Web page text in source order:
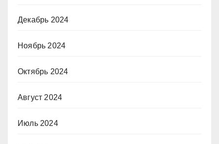
Декабрь 2024
Ноябрь 2024
Октябрь 2024
Август 2024
Июль 2024